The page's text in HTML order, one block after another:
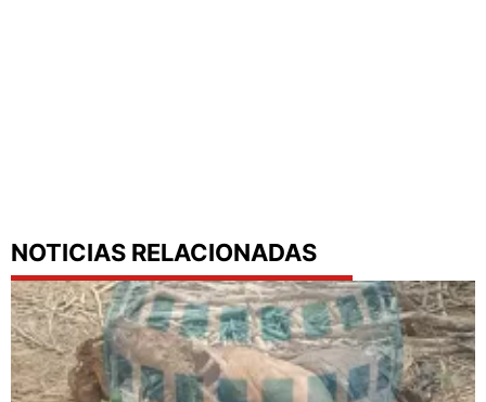
NOTICIAS RELACIONADAS